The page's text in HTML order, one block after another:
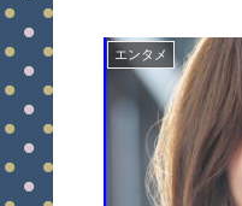
エンタメ